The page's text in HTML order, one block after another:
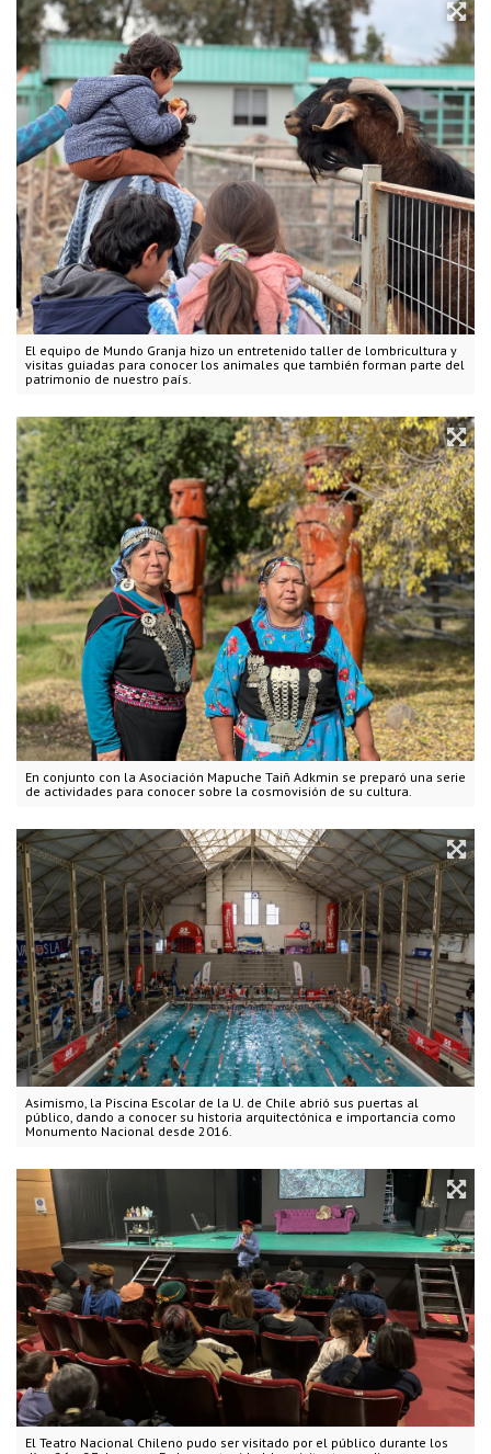
El equipo de Mundo Granja hizo un entretenido taller de lombricultura y
visitas guiadas para conocer los animales que también forman parte del
patrimonio de nuestro país.
En conjunto con la Asociación Mapuche Taiñ Adkmin se preparó una serie
de actividades para conocer sobre la cosmovisión de su cultura.
Asimismo, la Piscina Escolar de la U. de Chile abrió sus puertas al
público, dando a conocer su historia arquitectónica e importancia como
Monumento Nacional desde 2016.
El Teatro Nacional Chileno pudo ser visitado por el público durante los